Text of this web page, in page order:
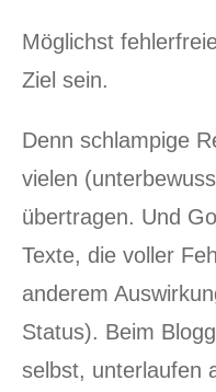
Möglichst
Ziel sein.
Denn schlampige
vielen
übertragen. Und
Texte, die voller
anderem
Status). Beim
selbst, unterlaufen